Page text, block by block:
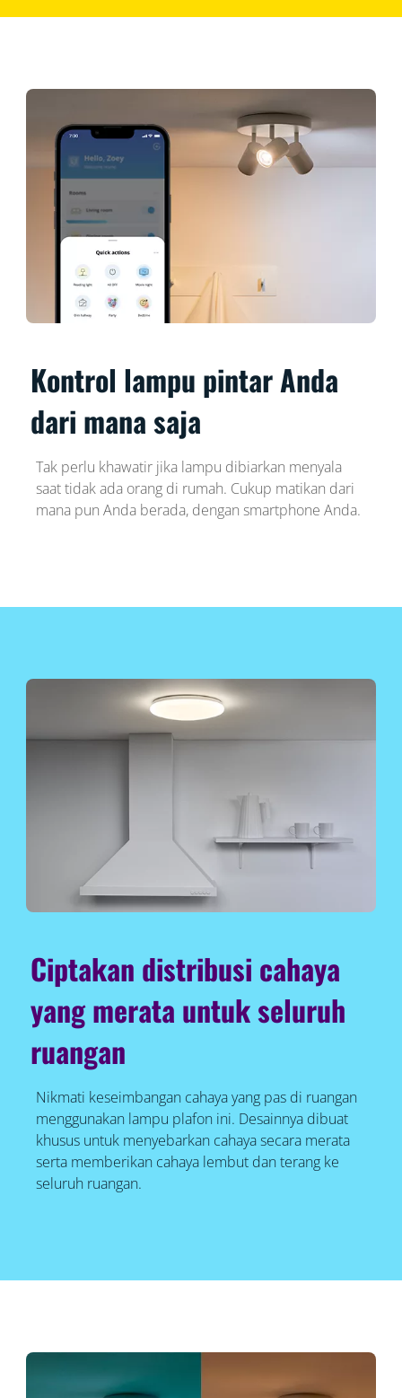
Kontrol lampu pintar Anda
dari mana saja
Tak perlu khawatir jika lampu dibiarkan menyala
saat tidak ada orang di rumah. Cukup matikan dari
mana pun Anda berada, dengan smartphone Anda.
Ciptakan distribusi cahaya
yang merata untuk seluruh
ruangan
Nikmati keseimbangan cahaya yang pas di ruangan
menggunakan lampu plafon ini. Desainnya dibuat
khusus untuk menyebarkan cahaya secara merata
serta memberikan cahaya lembut dan terang ke
seluruh ruangan.